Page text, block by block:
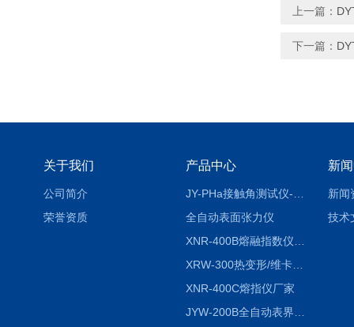
上一篇：
下一篇：
关于我们
公司简介
荣誉资质
产品中心
全自动表面张力仪
XRW-300热变形/维卡软化点温度测定仪
XNR-400C熔指仪厂家
新
新闻
技术